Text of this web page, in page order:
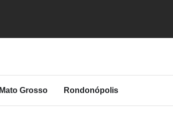
Mato Grosso Rondonópolis